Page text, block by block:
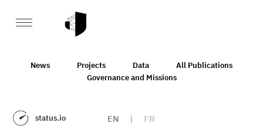
News Projects Data
All Publications
Governance and Missions
status.io EN | FR